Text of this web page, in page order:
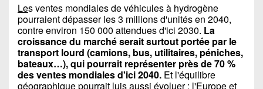
Les ventes mondiales de véhicules à hydrogène
pourraient dépasser les 3 millions d'unités en 2040,
contre environ 150 000 attendues d'ici 2030. La
croissance du marché serait surtout portée par le
transport lourd (camions, bus, utilitaires, péniches,
bateaux…), qui pourrait représenter près de 70 %
des ventes mondiales d'ici 2040. Et l'équilibre
géographique pourrait luis aussi évoluer : l'Europe et